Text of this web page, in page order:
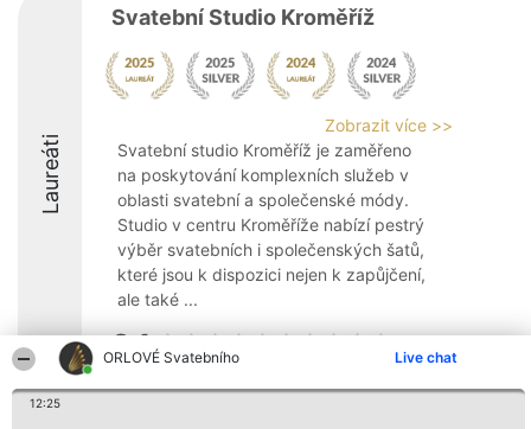
ORLOVÉ Svatebního Live chat
12:25
Laureáti
Svatební Studio Kroměříž
Zobrazit více >>
Svatební studio Kroměříž je zaměřeno
na poskytování komplexních služeb v
oblasti svatební a společenské módy.
Studio v centru Kroměříže nabízí pestrý
výběr svatebních i společenských šatů,
které jsou k dispozici nejen k zapůjčení,
ale také ...
9.1